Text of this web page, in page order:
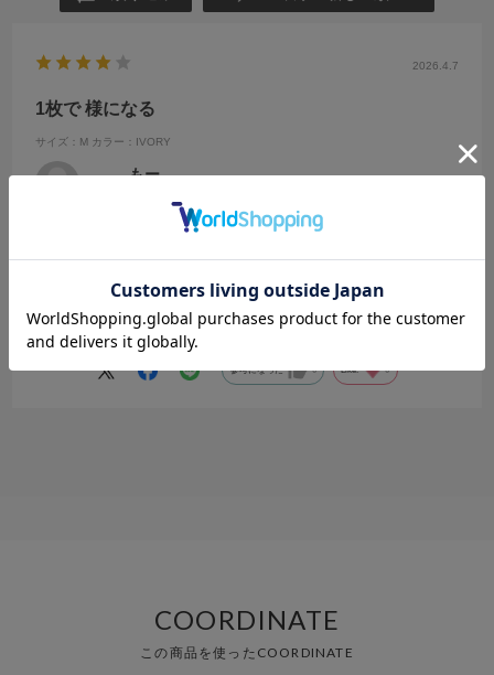
2026.4.7
1枚で 様になる
サイズ：M カラー：IVORY
もー
ふつう 靴のサイズ:
～23cm
普段の服のサイズ: S 都道府県:東京都
薄手なので インナーでもいいし これから暖かくなってきたら1枚でも
シンプルなので 合わせやすいと思います
参考になった 0 Like! 0
COORDINATE
この商品を使ったCOORDINATE